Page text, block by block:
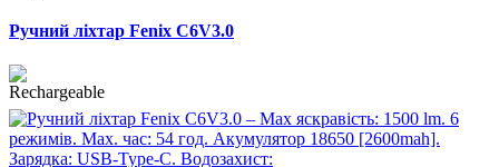
Ручний ліхтар Fenix C6V3.0